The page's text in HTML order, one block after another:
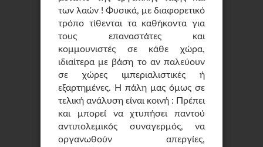
των λαών ! Φυσικά, με διαφορετικό
τρόπο τίθενται τα καθήκοντα για
τους επαναστάτες και
κομμουνιστές σε κάθε χώρα,
ιδιαίτερα με βάση το αν παλεύουν
σε χώρες ιμπεριαλιστικές ή
εξαρτημένες. Η πάλη μας όμως σε
τελική ανάλυση είναι κοινή : Πρέπει
και μπορεί να χτυπήσει παντού
αντιπολεμικός συναγερμός, να
οργανωθούν απεργίες,